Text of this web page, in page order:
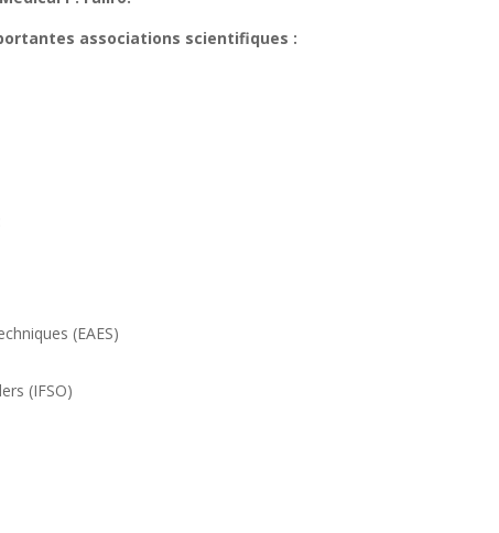
associations scientifiques :
(EAES)
(IFSO)